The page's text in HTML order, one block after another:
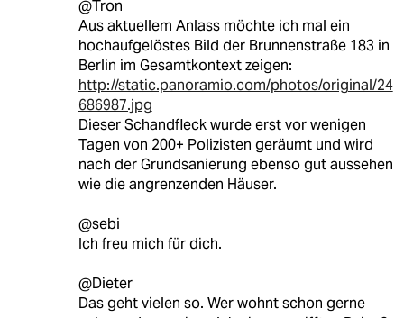
@Tron
Aus aktuellem Anlass möchte ich mal ein
hochaufgelöstes Bild der Brunnenstraße 183 in
Berlin im Gesamtkontext zeigen:
http://static.panoramio.com/photos/original/24
686987.jpg
Dieser Schandfleck wurde erst vor wenigen
Tagen von 200+ Polizisten geräumt und wird
nach der Grundsanierung ebenso gut aussehen
wie die angrenzenden Häuser.
@sebi
Ich freu mich für dich.
@Dieter
Das geht vielen so. Wer wohnt schon gerne